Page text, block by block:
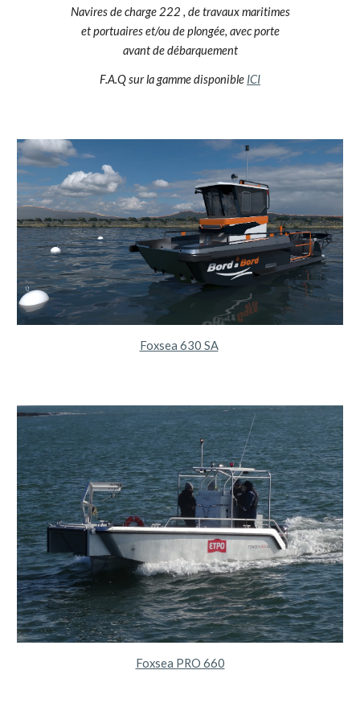
Navires de charge 222 , de travaux maritimes
et portuaires et/ou de plongée, avec porte
avant de débarquement
F.A.Q sur la gamme disponible ICI
Foxsea 630 SA
Foxsea PRO 660